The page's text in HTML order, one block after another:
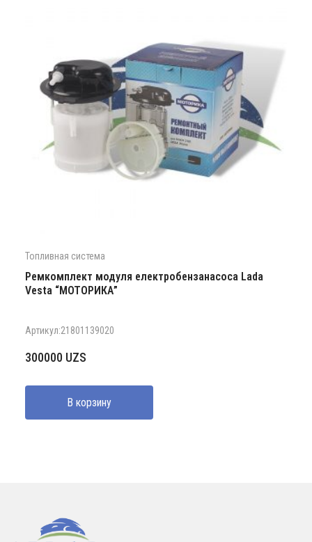
Топливная система
Ремкомплект модуля електробензанасоса Lada
Vesta “МОТОРИКА”
Артикул:21801139020
300000 UZS
В корзину